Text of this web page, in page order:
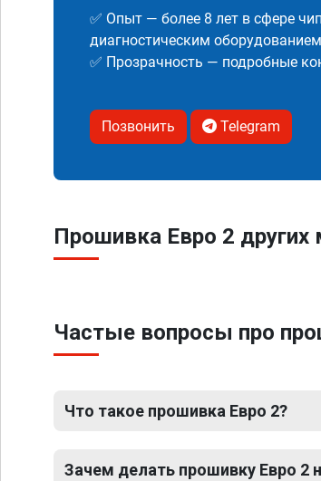
✅ Опыт — более 8 лет в сфере
диагностическим
✅ Прозрачность — подробные
Позвонить Telegram
Прошивка Евро 2
Частые вопросы про
Что такое прошивка Евро 2?
Зачем делать прошивку Евро 2